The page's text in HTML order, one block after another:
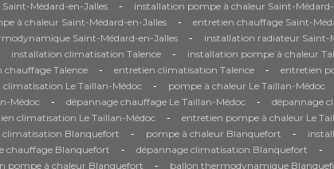
Médard-en-Jalles - installation pompe à chaleur Saint-
à chaleur Saint-Médard-en-Jalles - entretien chauffage Saint-
Saint-Médard-en-Jalles - installation radiateur Saint-
installation climatisation Talence - installation pompe à chaleur
chauffage Talence - entretien climatisation Talence - entretien
climatisation Le Taillan-Médoc - pompe à chaleur Le Taillan-Médoc
Médoc - dépannage chauffage Le Taillan-Médoc - dépannage
climatisation Le Taillan-Médoc - entretien pompe à chaleur Le
climatisation Blanquefort - pompe à chaleur Blanquefort -
chauffage Blanquefort - dépannage climatisation Blanquefort -
pompe à chaleur Blanquefort - ballon thermodynamique